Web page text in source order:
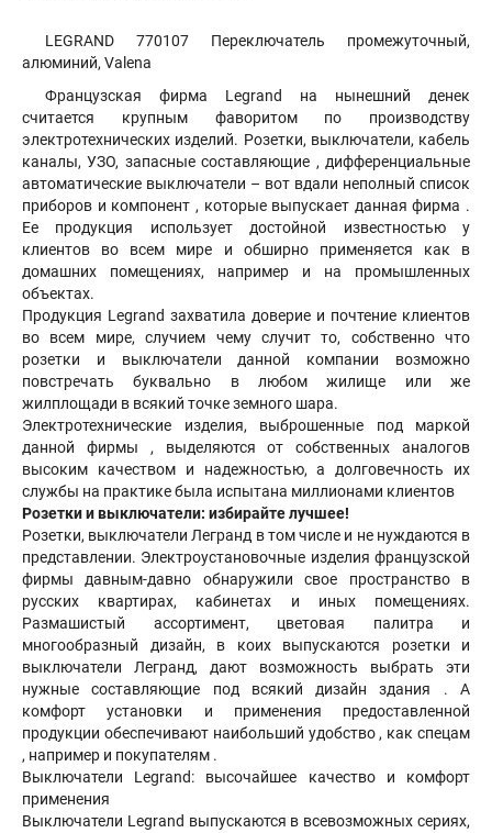
LEGRAND 770107 Переключатель промежуточный,
алюминий, Valena
Французская фирма Legrand на нынешний денек
считается крупным фаворитом по производству
электротехнических изделий. Розетки, выключатели, кабель
каналы, УЗО, запасные составляющие , дифференциальные
автоматические выключатели – вот вдали неполный список
приборов и компонент , которые выпускает данная фирма .
Ее продукция использует достойной известностью у
клиентов во всем мире и обширно применяется как в
домашних помещениях, например и на промышленных
объектах.
Продукция Legrand захватила доверие и почтение клиентов
во всем мире, случием чему случит то, собственно что
розетки и выключатели данной компании возможно
повстречать буквально в любом жилище или же
жилплощади в всякий точке земного шара.
Электротехнические изделия, выброшенные под маркой
данной фирмы , выделяются от собственных аналогов
высоким качеством и надежностью, а долговечность их
службы на практике была испытана миллионами клиентов
Розетки и выключатели: избирайте лучшее!
Розетки, выключатели Легранд в том числе и не нуждаются в
представлении. Электроустановочные изделия французской
фирмы давным-давно обнаружили свое пространство в
русских квартирах, кабинетах и иных помещениях.
Размашистый ассортимент, цветовая палитра и
многообразный дизайн, в коих выпускаются розетки и
выключатели Легранд, дают возможность выбрать эти
нужные составляющие под всякий дизайн здания . А
комфорт установки и применения предоставленной
продукции обеспечивают наибольший удобство , как спецам
, например и покупателям .
Выключатели Legrand: высочайшее качество и комфорт
применения
Выключатели Legrand выпускаются в всевозможных сериях,